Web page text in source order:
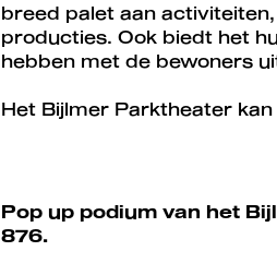
breed palet aan
producties. Ook biedt het
hebben met de bewoners
Het Bijlmer Parktheater
Pop up podium van het
876.